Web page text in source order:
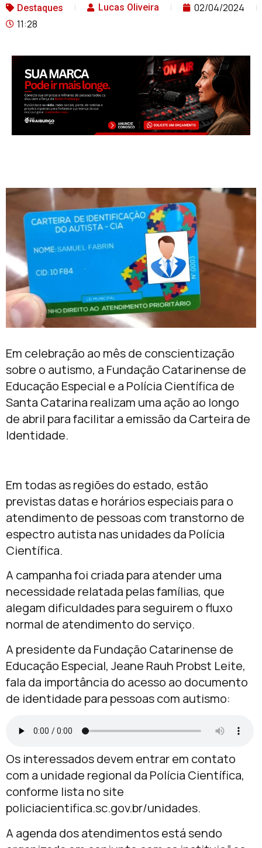
Destaques Lucas Oliveira
02/04/2024
11:28
Em celebração ao mês de conscientização
sobre o autismo, a Fundação Catarinense de
Educação Especial e a Polícia Científica de
Santa Catarina realizam uma ação ao longo
de abril para facilitar a emissão da Carteira de
Identidade.
Em todas as regiões do estado, estão
previstas datas e horários especiais para o
atendimento de pessoas com transtorno de
espectro autista nas unidades da Polícia
Científica.
A campanha foi criada para atender uma
necessidade relatada pelas famílias, que
alegam dificuldades para seguirem o fluxo
normal de atendimento do serviço.
A presidente da Fundação Catarinense de
Educação Especial, Jeane Rauh Probst Leite,
fala da importância do acesso ao documento
de identidade para pessoas com autismo:
Os interessados devem entrar em contato
com a unidade regional da Polícia Científica,
conforme lista no site
policiacientifica.sc.gov.br/unidades.
A agenda dos atendimentos está sendo